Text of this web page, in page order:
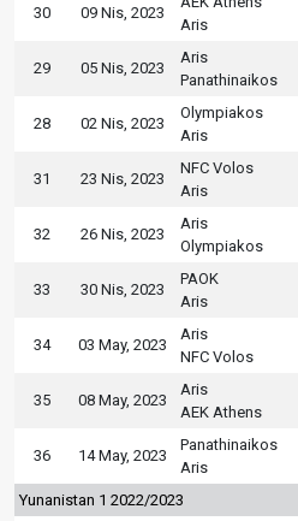
30 09 Nis, 2023
Aris
29 05 Nis, 2023
Aris
Panathinaikos
28 02 Nis, 2023
Olympiakos
Aris
31 23 Nis, 2023
NFC Volos
Aris
32 26 Nis, 2023
Aris
Olympiakos
33 30 Nis, 2023
PAOK
Aris
34 03 May, 2023
Aris
NFC Volos
35 08 May, 2023
Aris
AEK Athens
36 14 May, 2023
Panathinaikos
Aris
Yunanistan 1 2022/2023